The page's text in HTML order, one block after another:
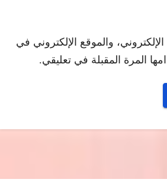
والموقع الإلكتروني في
المرة المقبلة في تعليقي.